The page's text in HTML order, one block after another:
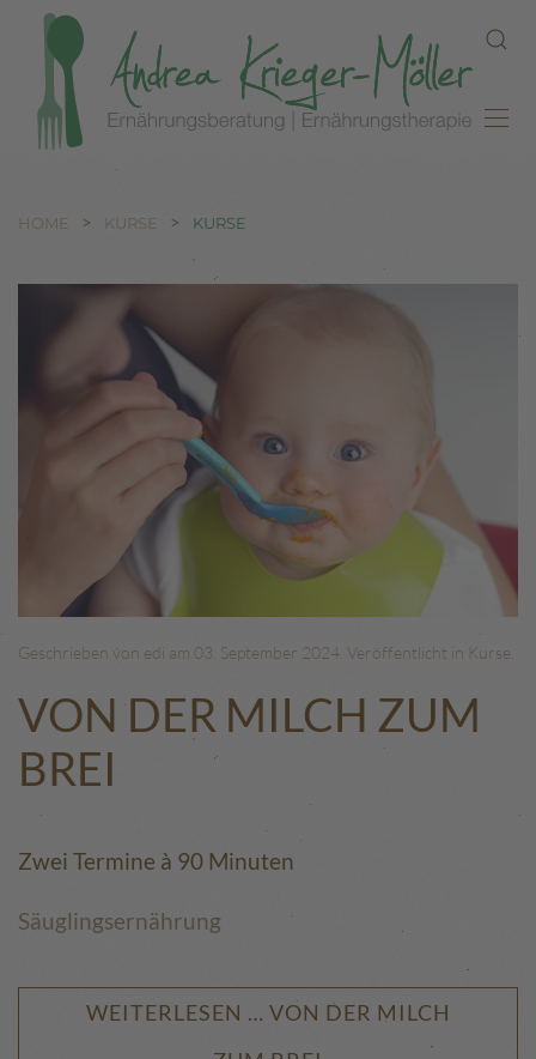
Zum Hauptinhalt springen
HOME KURSE KURSE
Geschrieben von edi am 03. September 2024 . Veröffentlicht in Kurse
VON DER MILCH ZUM
BREI
Zwei Termine à 90 Minuten
Säuglingsernährung
WEITERLESEN … VON DER MILCH